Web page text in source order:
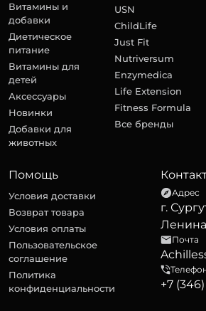
Витамины и
добавки
Диетическое
питание
Витамины для
детей
Аксессуары
Новинки
Добавки для
животных
USN
ChildLife
Just Fit
Nutriversum
Enzymedica
Life Extension
Fitness Formula
Все бренды
Помощь
Условия доставки
Возврат товара
Условия оплаты
Пользовательское
соглашение
Политика
конфиденциальности
Адрес
г.
Почта
+7